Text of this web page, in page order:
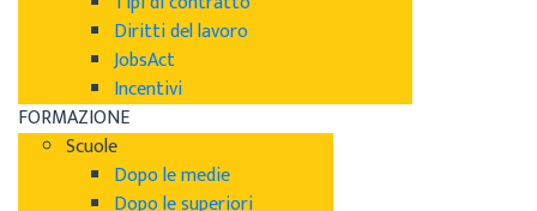
Diritti del lavoro
JobsAct
Incentivi
FORMAZIONE
Scuole
Dopo le medie
Dopo le superiori